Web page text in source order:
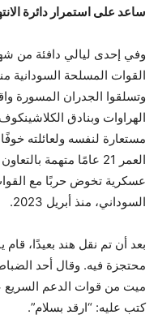
ساعد على استمرار دائرة
القوات المسلحة السودانية
وتسلقوا الجدران المسورة
الهراوات وبنادق
مستعارة لنفسه ولعائلته خوفًا
العمر 21 عامًا متهمة
عسكرية تخوض حربًا مع
السوداني، منذ أبريل 2023.
بعد أن تم نقل هند بعيدًا، قام
محتجزة فيه. وقال أحد
ميت من قوات الدعم السريع
كتب عليه: “ارقد بسلام”.